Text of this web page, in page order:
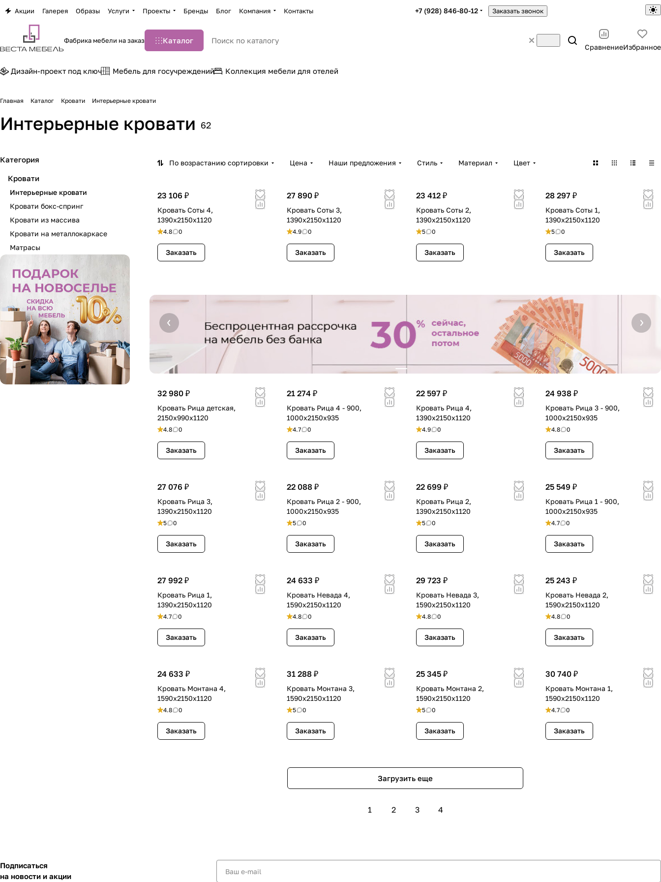
Акции Галерея Образы Услуги Проекты Бренды Блог Компания Контакты +7 (928) 846-80-12 Заказать звонок
Фабрика мебели на заказ Каталог
СравнениеИзбранное
Дизайн-проект под ключ Мебель для госучреждений Коллекция мебели для отелей
Главная Каталог Кровати Интерьерные кровати
Интерьерные кровати 62
По возрастанию сортировки Цена Наши предложения Стиль Материал Цвет
23 106 ₽
Кровать Соты 4,
1390х2150х1120
4.8 0
Заказать
27 890 ₽
Кровать Соты 3,
1390х2150х1120
4.9 0
Заказать
23 412 ₽
Кровать Соты 2,
1390х2150х1120
5 0
Заказать
28 297 ₽
Кровать Соты 1,
1390х2150х1120
5 0
Заказать
32 980 ₽
Кровать Рица детская,
2150х990х1120
4.8 0
Заказать
21 274 ₽
Кровать Рица 4 - 900,
1000х2150х935
4.7 0
Заказать
22 597 ₽
Кровать Рица 4,
1390х2150х1120
4.9 0
Заказать
24 938 ₽
Кровать Рица 3 - 900,
1000х2150х935
4.8 0
Заказать
27 076 ₽
Кровать Рица 3,
1390х2150х1120
5 0
Заказать
22 088 ₽
Кровать Рица 2 - 900,
1000х2150х935
5 0
Заказать
22 699 ₽
Кровать Рица 2,
1390х2150х1120
5 0
Заказать
25 549 ₽
Кровать Рица 1 - 900,
1000х2150х935
4.7 0
Заказать
27 992 ₽
Кровать Рица 1,
1390х2150х1120
4.7 0
Заказать
24 633 ₽
Кровать Невада 4,
1590х2150х1120
4.8 0
Заказать
29 723 ₽
Кровать Невада 3,
1590х2150х1120
4.8 0
Заказать
25 243 ₽
Кровать Невада 2,
1590х2150х1120
4.8 0
Заказать
24 633 ₽
Кровать Монтана 4,
1590х2150х1120
4.8 0
Заказать
31 288 ₽
Кровать Монтана 3,
1590х2150х1120
5 0
Заказать
25 345 ₽
Кровать Монтана 2,
1590х2150х1120
5 0
Заказать
30 740 ₽
Кровать Монтана 1,
1590х2150х1120
4.7 0
Заказать
Загрузить еще
1 2 3 4
Категория
Кровати
Интерьерные кровати
Кровати бокс-спринг
Кровати из массива
Кровати на металлокаркасе
Матрасы
Подписаться
на новости и акции